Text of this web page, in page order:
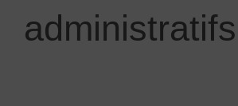
administratifs